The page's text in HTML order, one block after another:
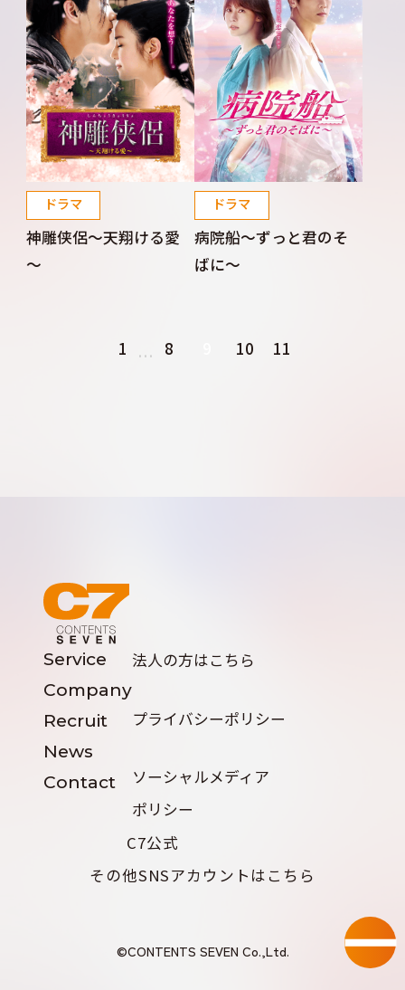
ドラマ
神雕侠侶～天翔ける愛
～
ドラマ
病院船～ずっと君のそ
ばに～
1 … 8 10 11
Service
Company
Recruit
News
Contact
法人の方はこちら
プライバシーポリシー
ソーシャルメディア
ポリシー
C7公式
その他SNSアカウントはこちら
©CONTENTS SEVEN Co.,Ltd.